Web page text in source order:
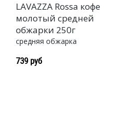
LAVAZZA Rossa кофе
молотый средней
обжарки 250г
средняя обжарка
739 руб